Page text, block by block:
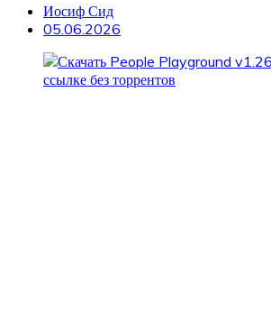
Иосиф Сид
05.06.2026